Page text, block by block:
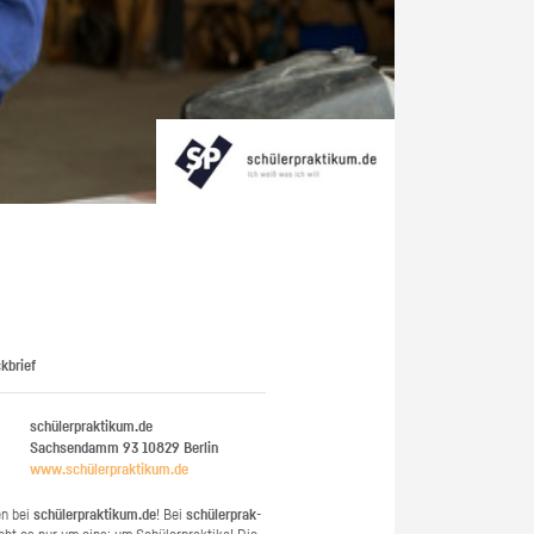
schülerpraktikum.de
Sachsendamm 93 10829 Berlin
www.​schüler​prak​tiku​m.​de
beischü­ler­prak­ti­kum.de! Beischü­ler­prak­